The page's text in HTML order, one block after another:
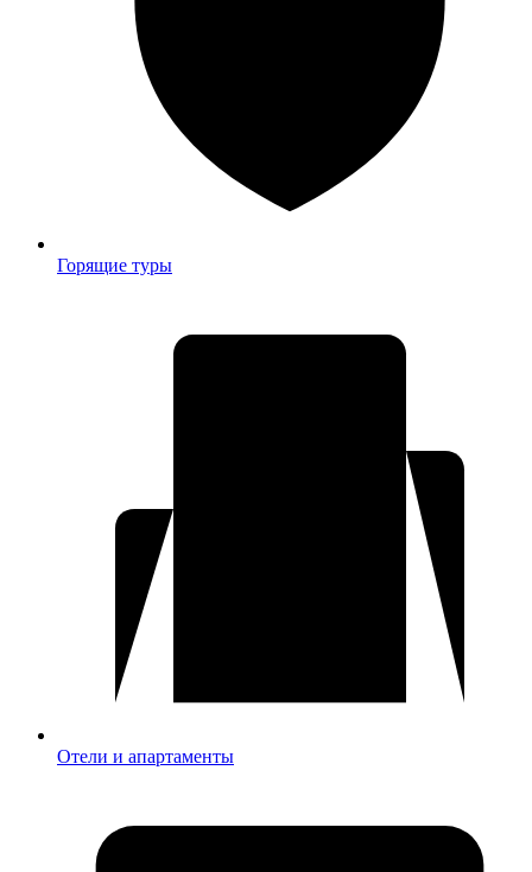
Горящие туры
Отели и апартаменты